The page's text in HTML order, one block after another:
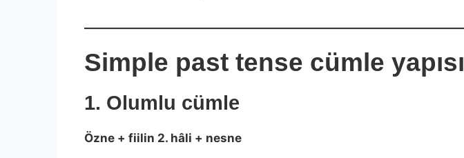
Simple past tense cümle yapısı
1. Olumlu cümle
Özne + fiilin 2. hâli + nesne